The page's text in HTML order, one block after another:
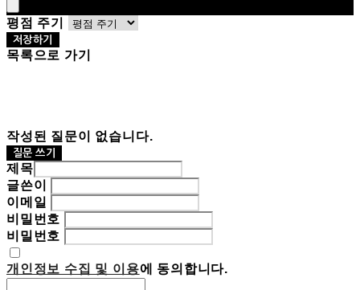
평점 주기
저장하기
목록으로 가기
작성된 질문이 없습니다.
질문 쓰기
제목
글쓴이
이메일
비밀번호
비밀번호
개인정보 수집 및 이용에 동의합니다.